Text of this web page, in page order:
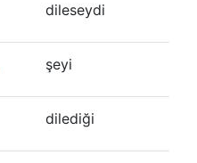
dileseydi
şeyi
dilediği